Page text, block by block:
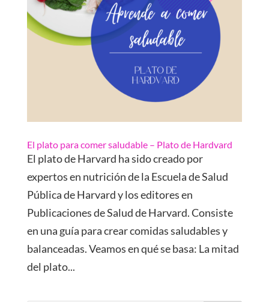
El plato para comer saludable – Plato de Hardvard
El plato de Harvard ha sido creado por
expertos en nutrición de la Escuela de Salud
Pública de Harvard y los editores en
Publicaciones de Salud de Harvard. Consiste
en una guía para crear comidas saludables y
balanceadas. Veamos en qué se basa: La mitad
del plato...